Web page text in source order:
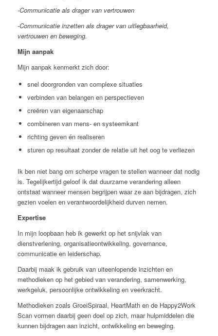
-Communicatie als drager van vertrouwen
-Communicatie inzetten als drager van uitlegbaarheid,
vertrouwen en beweging.
Mijn aanpak
Mijn aanpak kenmerkt zich door:
snel doorgronden van complexe situaties
verbinden van belangen en perspectieven
creëren van eigenaarschap
combineren van mens- en systeemkant
richting geven én realiseren
sturen op resultaat zonder de relatie uit het oog te verliezen
Ik ben niet bang om scherpe vragen te stellen wanneer dat nodig
is. Tegelijkertijd geloof ik dat duurzame verandering alleen
ontstaat wanneer mensen begrijpen waar ze aan bijdragen, zich
gezien voelen en verantwoordelijkheid durven nemen.
Expertise
In mijn loopbaan heb ik gewerkt op het snijvlak van
dienstverlening, organisatieontwikkeling, governance,
communicatie en leiderschap.
Daarbij maak ik gebruik van uiteenlopende inzichten en
methodieken op het gebied van verandering, samenwerking,
werkgeluk, persoonlijke ontwikkeling en veerkracht.
Methodieken zoals GroeiSpiraal, HeartMath en de Happy2Work
Scan vormen daarbij geen doel op zich, maar hulpmiddelen die
kunnen bijdragen aan inzicht, ontwikkeling en beweging.